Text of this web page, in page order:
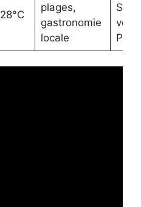
plages,
gastronomie
locale